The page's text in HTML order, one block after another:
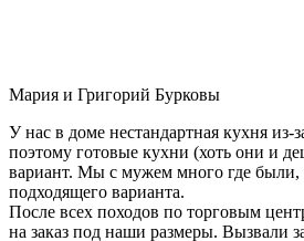
Мария и Григорий Бурковы
У нас в доме нестандартная кухня из-
поэтому готовые кухни (хоть они и
вариант. Мы с мужем много где
подходящего варианта.
После всех походов по торговым
на заказ под наши размеры. Вызвали